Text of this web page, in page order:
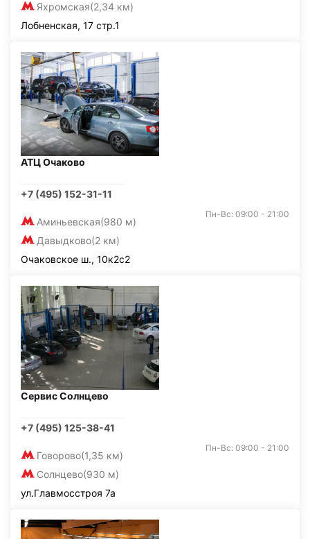
Яхромская(2,34 км)
Лобненская, 17 стр.1
АТЦ Очаково
+7 (495) 152-31-11
Аминьевская(980 м)
Давыдково(2 км)
Пн-Вс: 09:00 - 21:00
Очаковское ш., 10к2с2
Сервис Солнцево
+7 (495) 125-38-41
Говорово(1,35 км)
Солнцево(930 м)
Пн-Вс: 09:00 - 21:00
ул.Главмосстроя 7а